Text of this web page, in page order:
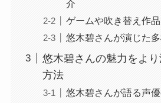
介
ゲームや吹き替え作
悠木碧さんが演じた
悠木碧さんの魅力をよ
方法
悠木碧さんが語る声